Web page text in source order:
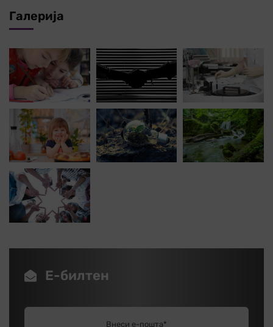
Галерија
Е-билтен